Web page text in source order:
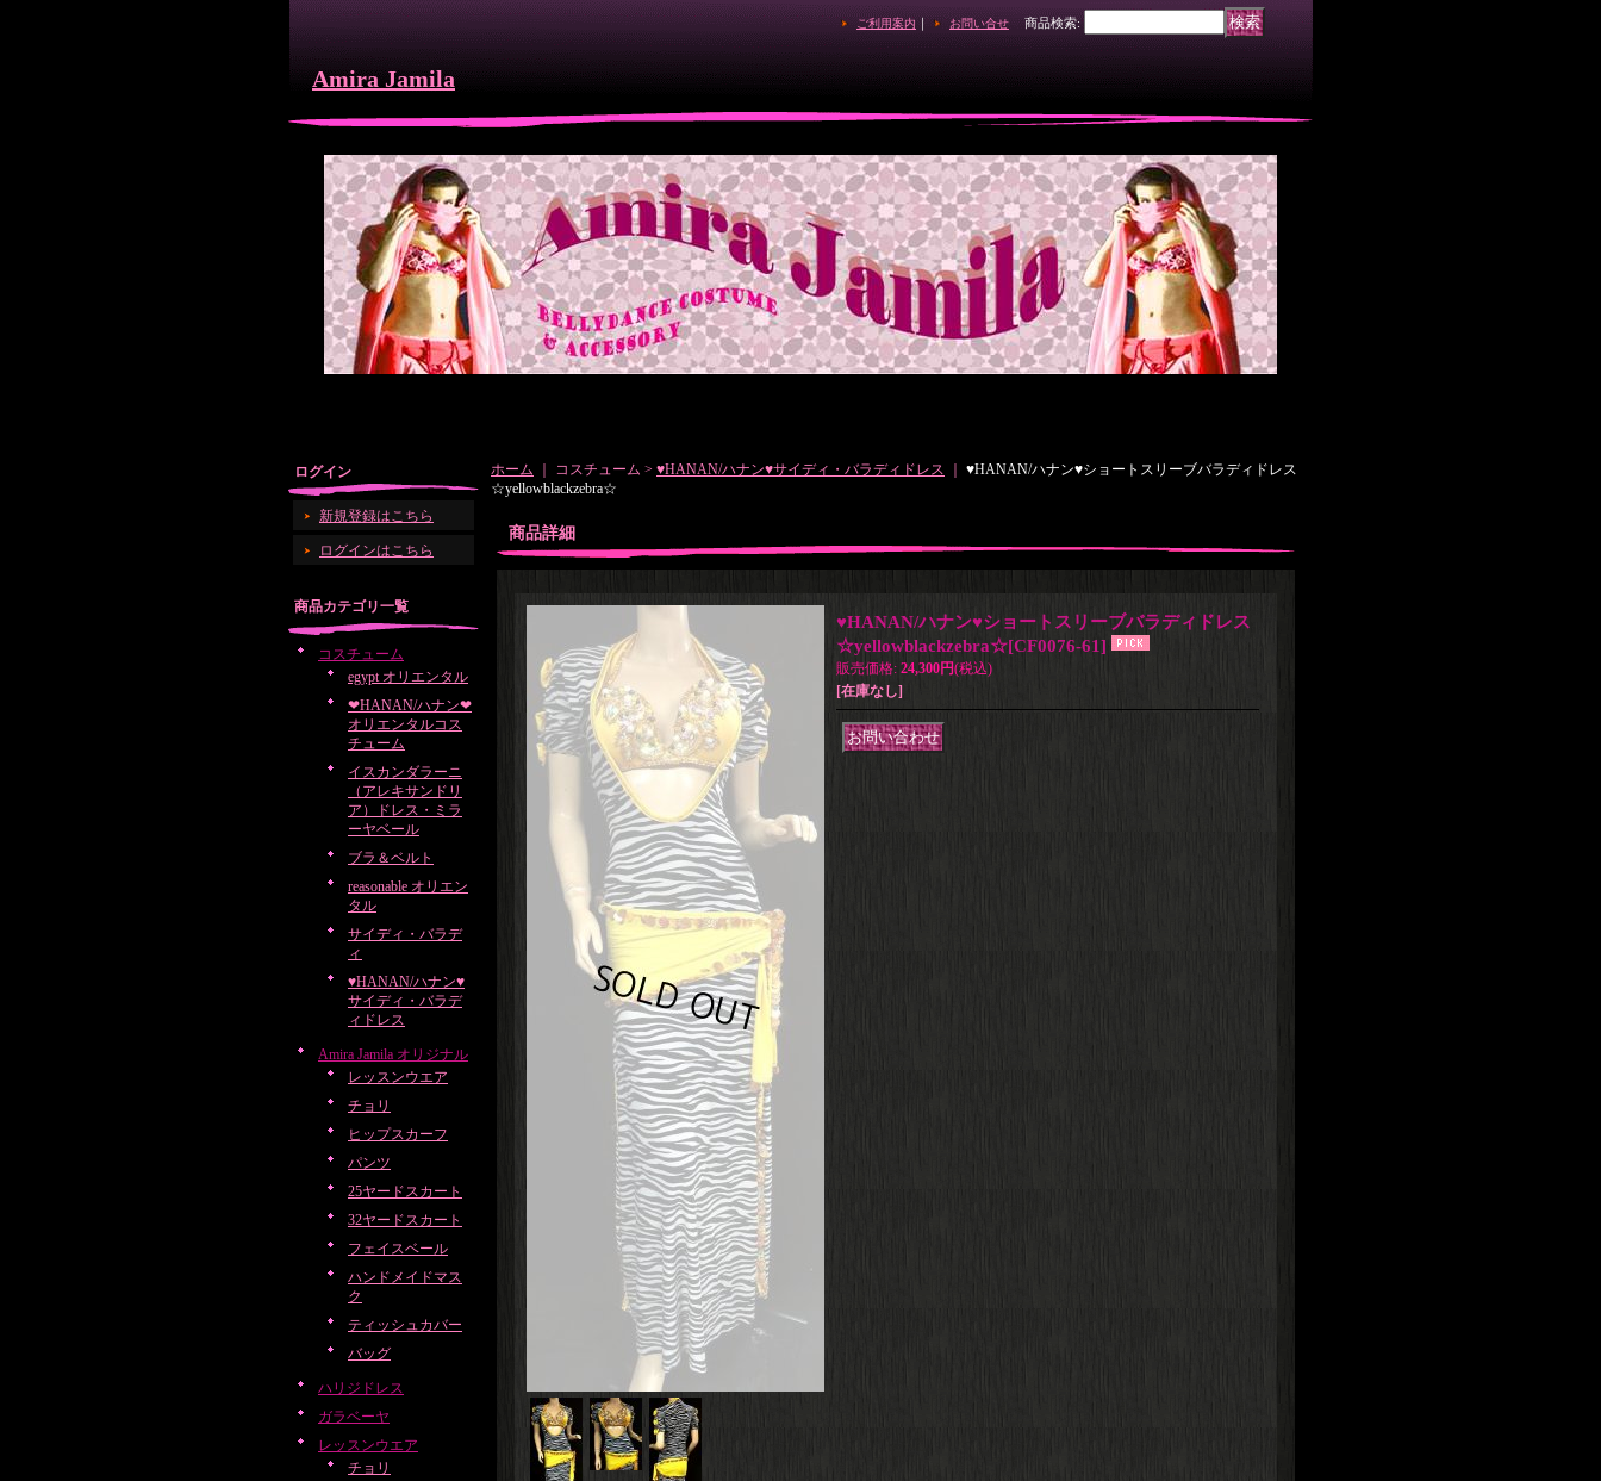
Amira Jamila
ご利用案内 ｜ お問い合せ 商品検索:
ログイン
新規登録はこちら
ログインはこちら
商品カテゴリ一覧
コスチューム
egypt オリエンタル
❤HANAN/ハナン❤
オリエンタルコス
チューム
イスカンダラーニ
（アレキサンドリ
ア）ドレス・ミラ
ーヤベール
ブラ＆ベルト
reasonable オリエン
タル
サイディ・バラデ
ィ
♥HANAN/ハナン♥
サイディ・バラデ
ィドレス
Amira Jamila オリジナル
レッスンウエア
チョリ
ヒップスカーフ
パンツ
25ヤードスカート
32ヤードスカート
フェイスベール
ハンドメイドマス
ク
ティッシュカバー
バッグ
ハリジドレス
ガラベーヤ
レッスンウエア
チョリ
ホーム ｜ コスチューム > ♥HANAN/ハナン♥サイディ・バラディドレス
♥HANAN/ハナン♥ショートスリーブバラディドレス
☆yellowblackzebra☆
商品詳細
♥HANAN/ハナン♥ショートスリーブバラディドレス
☆yellowblackzebra☆[CF0076-61]
販売価格: 24,300円(税込)
[在庫なし]